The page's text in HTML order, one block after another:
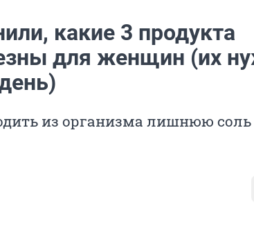
какие 3 продукта
для женщин (их
из организма лишнюю соль